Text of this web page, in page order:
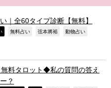
｜全60タイプ診断【無料】
無料占い 弦本將裕 動物占い
無料タロット◆私の質問の答え
？